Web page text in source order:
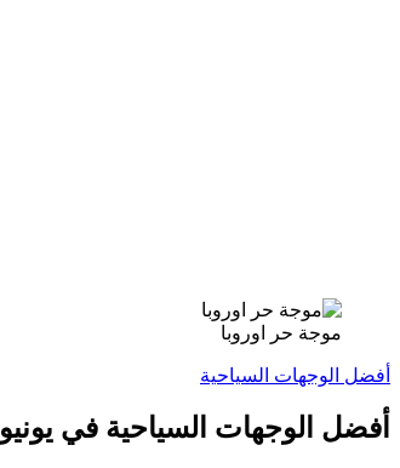
موجة حر اوروبا
أفضل الوجهات السياحية
أفضل الوجهات السياحية في يونيو 2025: اكتشف أماكن مثالية لرحلتك الصيفية